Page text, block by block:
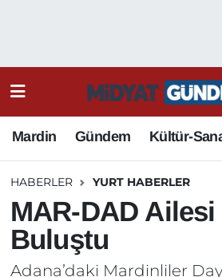
Mardin Gündem Kültür-
HABERLER YURT HABERLER
MAR-DAD
Buluştu
Adana’daki Mardinliler